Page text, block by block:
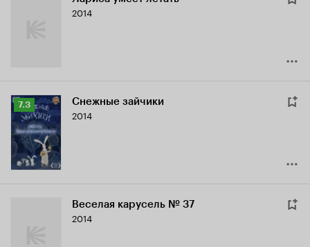
2014
Рейтинг
Кинопоиска
7.3
7.3 Снежные зайчики
2014
Веселая карусель № 37
2014